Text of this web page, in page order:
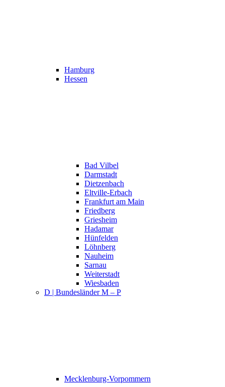
Hamburg
Hessen
Bad Vilbel
Darmstadt
Dietzenbach
Eltville-Erbach
Frankfurt am Main
Friedberg
Griesheim
Hadamar
Hünfelden
Löhnberg
Nauheim
Sarnau
Weiterstadt
Wiesbaden
D | Bundesländer M – P
Mecklenburg-Vorpommern